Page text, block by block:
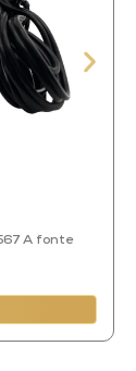
A fonte